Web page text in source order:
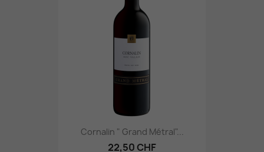
Cornalin " Grand Métral"...
22,50 CHF